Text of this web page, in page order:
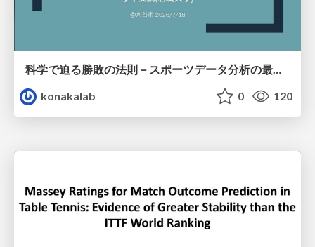
科学で迫る勝敗の法則－スポーツデータ分析の最前線 (刈谷市連携講座．2026年7月) / The principle of victory discovered by science. at Kariya City, 2027.07
konakalab
0 120